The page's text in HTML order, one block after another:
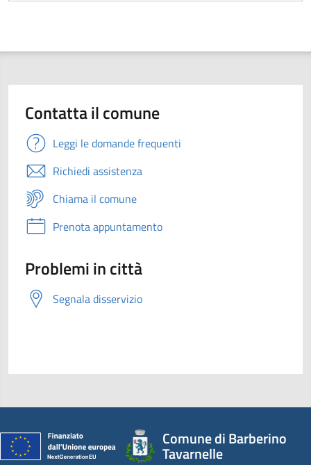
Contatta il comune
Leggi le domande frequenti
Richiedi assistenza
Chiama il comune
Prenota appuntamento
Problemi in città
Segnala disservizio
Comune di Barberino
Tavarnelle